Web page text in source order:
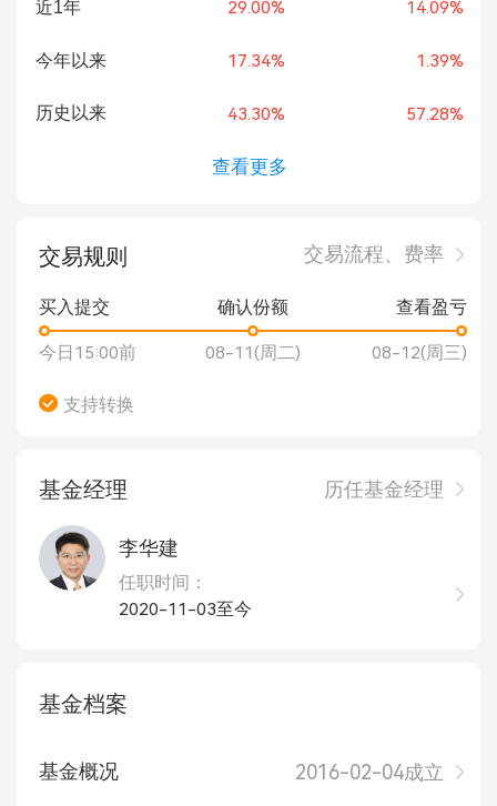
近1年 29.00% 14.09%
今年以来 17.34% 1.39%
历史以来 43.30% 57.28%
查看更多
交易规则 交易流程、费率
买入提交
今日15:00前
确认份额
08-11(周二)
查看盈亏
08-12(周三)
支持转换
基金经理 历任基金经理
李华建
任职时间：
2020-11-03至今
基金档案
基金概况 2016-02-04成立